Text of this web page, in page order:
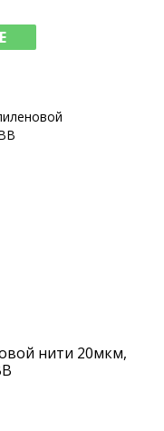
нити 20мкм,